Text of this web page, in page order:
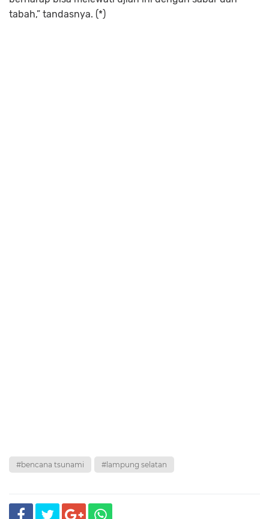
tabah,” tandasnya. (*)
#bencana tsunami #lampung selatan